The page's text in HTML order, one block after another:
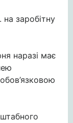
заробітну
наразі має